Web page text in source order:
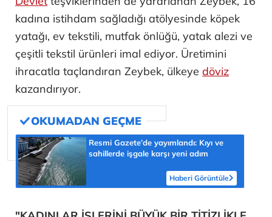
kadına istihdam sağladığı atölyesinde köpek
yatağı, ev tekstili, mutfak önlüğü, yatak alezi ve
çeşitli tekstil ürünleri imal ediyor. Üretimini
ihracatla taçlandıran Zeybek, ülkeye döviz
kazandırıyor.
Resmi Gazete’de yayımlandı: Kıyı ve
sahillerde işgale karşı yeni adım
Haberi Görüntüle